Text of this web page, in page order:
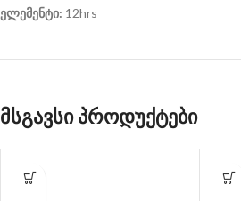
ელემენტი: 12hrs
მსგავსი პროდუქტები